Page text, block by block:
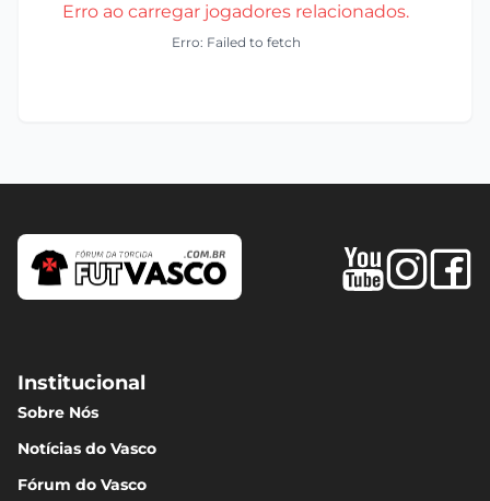
Erro ao carregar jogadores relacionados.
Erro: Failed to fetch
Institucional
Sobre Nós
Notícias do Vasco
Fórum do Vasco